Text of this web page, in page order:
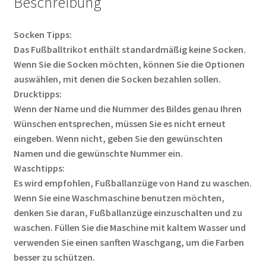
Socken Tipps:
Das Fußballtrikot enthält standardmäßig keine Socken.
Wenn Sie die Socken möchten, können Sie die Optionen
auswählen, mit denen die Socken bezahlen sollen.
Drucktipps:
Wenn der Name und die Nummer des Bildes genau Ihren
Wünschen entsprechen, müssen Sie es nicht erneut
eingeben. Wenn nicht, geben Sie den gewünschten
Namen und die gewünschte Nummer ein.
Waschtipps:
Es wird empfohlen, Fußballanzüge von Hand zu waschen.
Wenn Sie eine Waschmaschine benutzen möchten,
denken Sie daran, Fußballanzüge einzuschalten und zu
waschen. Füllen Sie die Maschine mit kaltem Wasser und
verwenden Sie einen sanften Waschgang, um die Farben
besser zu schützen.